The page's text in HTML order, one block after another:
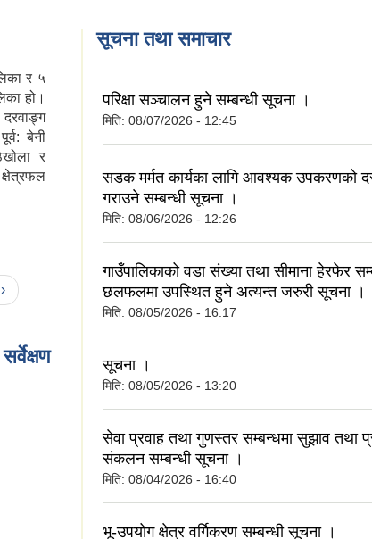
र ५
हो।
बेनी
र
क्षेत्रफल
सूचना तथा समाचार
परिक्षा सञ्चालन हुने सम्बन्धी सूचना ।
मिति: 08/07/2026 - 12:45
सडक मर्मत कार्यका लागि आवश्यक उपकरणको
गराउने सम्बन्धी सूचना ।
मिति: 08/06/2026 - 12:26
गाउँपालिकाको वडा संख्या तथा सीमाना हेरफेर
छलफलमा उपस्थित हुने अत्यन्त जरुरी सूचना ।
मिति: 08/05/2026 - 16:17
सूचना ।
मिति: 08/05/2026 - 13:20
सेवा प्रवाह तथा गुणस्तर सम्बन्धमा सुझाव तथा
संकलन सम्बन्धी सूचना ।
मिति: 08/04/2026 - 16:40
भू-उपयोग क्षेत्र वर्गिकरण सम्बन्धी सूचना ।